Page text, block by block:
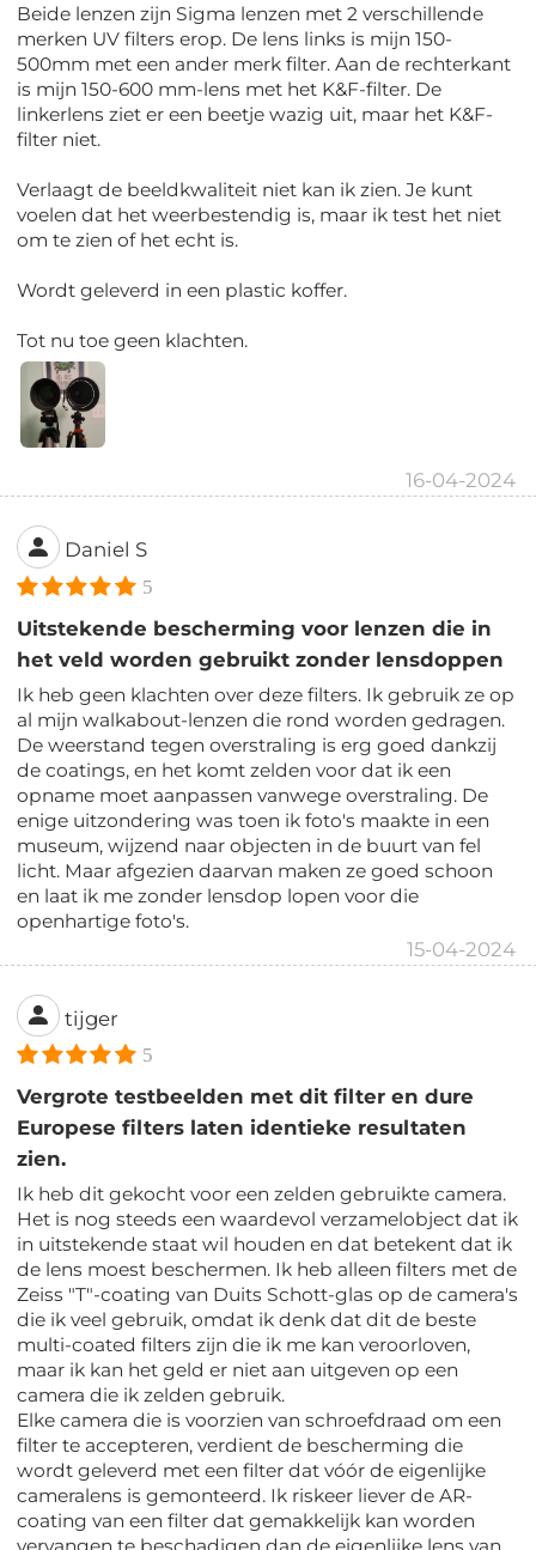
Beide lenzen zijn Sigma lenzen met 2 verschillende
merken UV filters erop. De lens links is mijn 150-
500mm met een ander merk filter. Aan de rechterkant
is mijn 150-600 mm-lens met het K&F-filter. De
linkerlens ziet er een beetje wazig uit, maar het K&F-
filter niet.
Verlaagt de beeldkwaliteit niet kan ik zien. Je kunt
voelen dat het weerbestendig is, maar ik test het niet
om te zien of het echt is.
Wordt geleverd in een plastic koffer.
Tot nu toe geen klachten.
16-04-2024
Daniel S
5
Uitstekende bescherming voor lenzen die in
het veld worden gebruikt zonder lensdoppen
Ik heb geen klachten over deze filters. Ik gebruik ze op
al mijn walkabout-lenzen die rond worden gedragen.
De weerstand tegen overstraling is erg goed dankzij
de coatings, en het komt zelden voor dat ik een
opname moet aanpassen vanwege overstraling. De
enige uitzondering was toen ik foto's maakte in een
museum, wijzend naar objecten in de buurt van fel
licht. Maar afgezien daarvan maken ze goed schoon
en laat ik me zonder lensdop lopen voor die
openhartige foto's.
15-04-2024
tijger
5
Vergrote testbeelden met dit filter en dure
Europese filters laten identieke resultaten
zien.
Ik heb dit gekocht voor een zelden gebruikte camera.
Het is nog steeds een waardevol verzamelobject dat ik
in uitstekende staat wil houden en dat betekent dat ik
de lens moest beschermen. Ik heb alleen filters met de
Zeiss "T"-coating van Duits Schott-glas op de camera's
die ik veel gebruik, omdat ik denk dat dit de beste
multi-coated filters zijn die ik me kan veroorloven,
maar ik kan het geld er niet aan uitgeven op een
camera die ik zelden gebruik.
Elke camera die is voorzien van schroefdraad om een ​​
filter te accepteren, verdient de bescherming die
wordt geleverd met een filter dat vóór de eigenlijke
cameralens is gemonteerd. Ik riskeer liever de AR-
coating van een filter dat gemakkelijk kan worden